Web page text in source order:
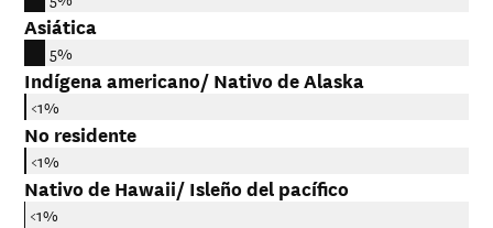
Asiática
5%
Indígena americano/ Nativo de Alaska
<1%
No residente
<1%
Nativo de Hawaii/ Isleño del pacífico
<1%